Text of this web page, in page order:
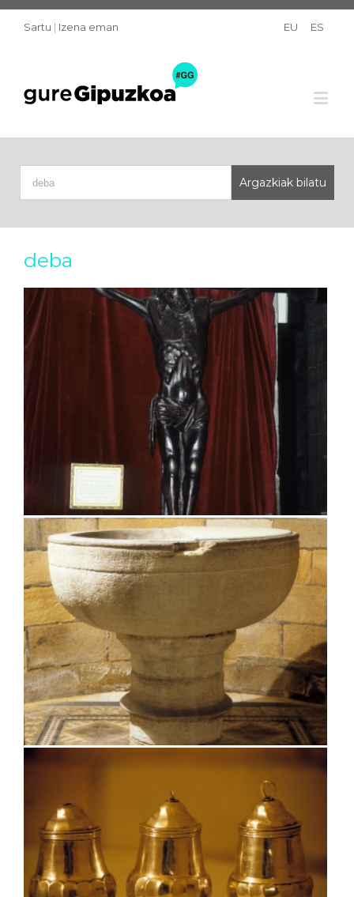
Sartu | Izena eman EU ES
deba